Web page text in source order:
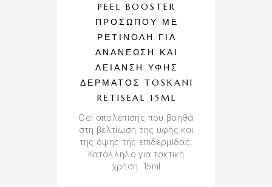
PEEL BOOSTER
ΠΡΟΣΏΠΟΥ ΜΕ
ΡΕΤΙΝΌΛΗ ΓΙΑ
ΑΝΑΝΈΩΣΗ ΚΑΙ
ΛΕΊΑΝΣΗ ΥΦΉΣ
ΔΈΡΜΑΤΟΣ TOSKANI
RETISEAL 15ML
Gel απολέπισης που βοηθά
στη βελτίωση της υφής και
της όψης της επιδερμίδας.
Κατάλληλο για τακτική
χρήση. 15ml